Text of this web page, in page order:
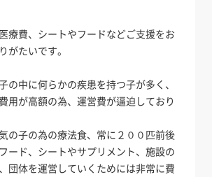
療費、シートやフードなどご支援をお
がたいです。
の中に何らかの疾患を持つ子が多く、
用が高額の為、運営費が逼迫しており
の子の為の療法食、常に２００匹前後
ード、シートやサプリメント、施設の
団体を運営していくためには非常に費